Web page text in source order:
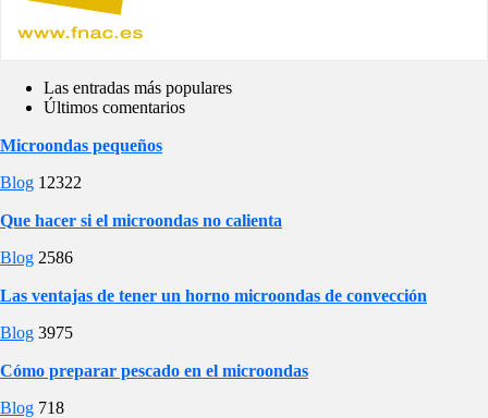
Las entradas más populares
Últimos comentarios
Microondas pequeños
Blog 12322
Que hacer si el microondas no calienta
Blog 2586
Las ventajas de tener un horno microondas de convección
Blog 3975
Cómo preparar pescado en el microondas
Blog 718